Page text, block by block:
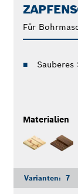
Für
Sauberes
Materialien
Varianten: 7